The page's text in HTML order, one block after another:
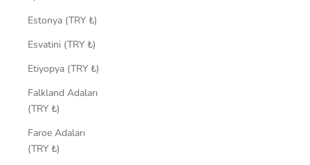
Estonya (TRY ₺)
Esvatini (TRY ₺)
Etiyopya (TRY ₺)
Falkland Adaları
(TRY ₺)
Faroe Adaları
(TRY ₺)